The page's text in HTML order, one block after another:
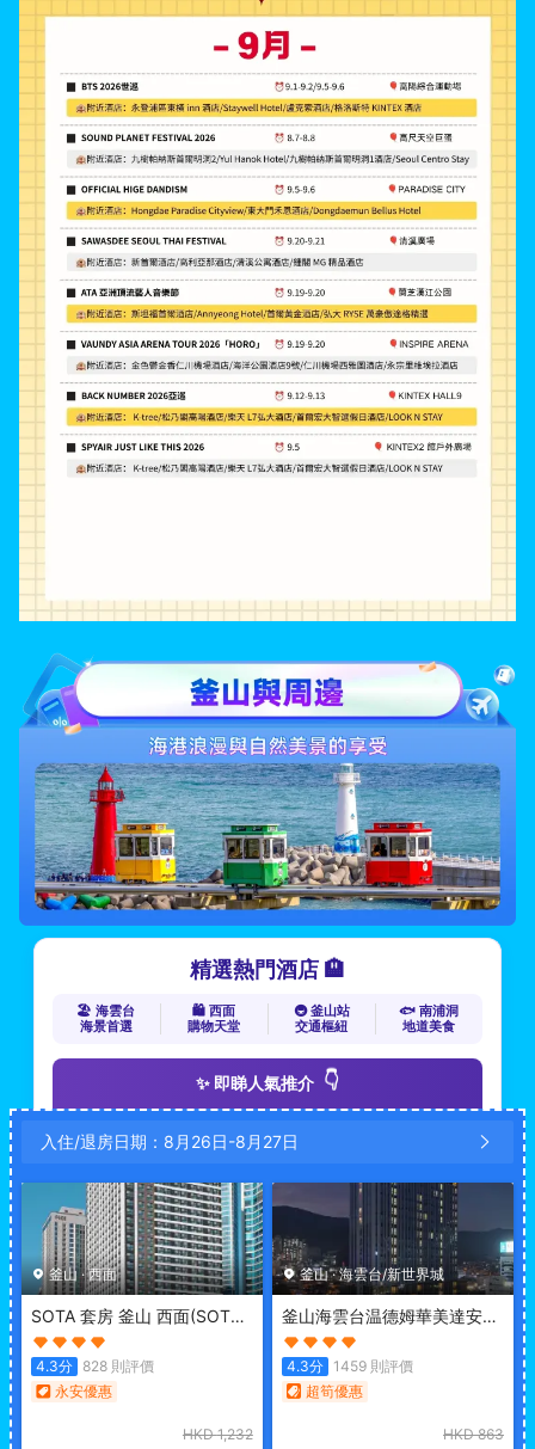
精選熱門酒店 🏨
🏖️ 海雲台
海景首選
🛍️ 西面
購物天堂
🚇 釜山站
交通樞紐
🐟 南浦洞
地道美食
✨ 即睇人氣推介 👇
入住/退房日期： 8月26日-8月27日
釜山·西面
SOTA 套房 釜山 西面(SOTA
SUITE Busan Seomyeon)
4.3分 828 則評價
永安優惠
HKD1,232
釜山·海雲台/新世界城
釜山海雲台温德姆華美達安可
酒店(Ramada Encore by
Wyndham Busan
Haeundae)
4.3分 1459 則評價
超筍優惠
HKD863